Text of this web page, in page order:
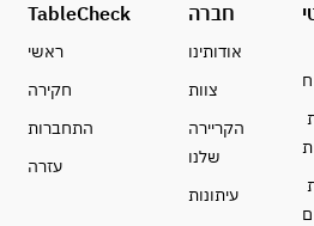
TableCheck
ראשי
חקירה
התחברות
עזרה
חברה
אודותינו
צוות
הקריירה
שלנו
עיתונות